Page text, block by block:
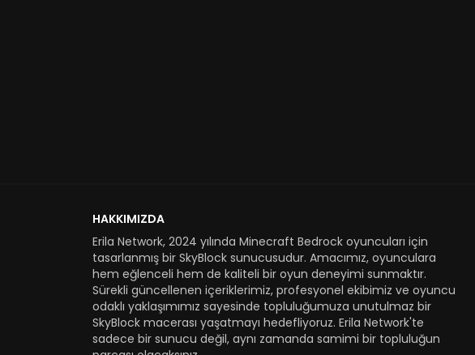
HAKKIMIZDA
Erila Network, 2024 yılında Minecraft Bedrock oyuncuları için
tasarlanmış bir SkyBlock sunucusudur. Amacımız, oyunculara
hem eğlenceli hem de kaliteli bir oyun deneyimi sunmaktır.
Sürekli güncellenen içeriklerimiz, profesyonel ekibimiz ve oyuncu
odaklı yaklaşımımız sayesinde topluluğumuza unutulmaz bir
SkyBlock macerası yaşatmayı hedefliyoruz. Erila Network'te
sadece bir sunucu değil, aynı zamanda samimi bir topluluğun